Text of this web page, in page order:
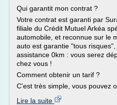
Qui garantit mon contrat ?
Votre contrat est garanti par
filiale du Crédit Mutuel Arkéa
automobile, et reconnue sur le
auto est garantie "tous
assistance 0km : vous serez
chez vous !
Comment obtenir un tarif ?
C'est très simple, vous pouvez
Lire la suite